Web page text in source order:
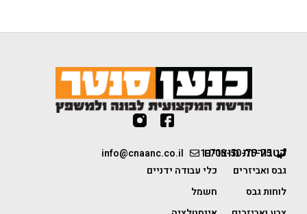
1-700-50-75-75
info@cnaanc.co.il קטגוריות מוצרים
גבס ואביזרים
לוחות גבס
כלי עבודה ידניים
חשמל